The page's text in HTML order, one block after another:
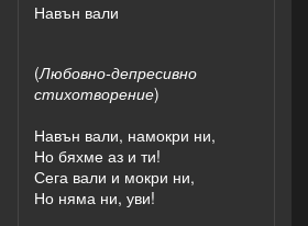
Навън вали
(Любовно-депресивно
стихотворение)
Навън вали, намокри ни,
Но бяхме аз и ти!
Сега вали и мокри ни,
Но няма ни, уви!